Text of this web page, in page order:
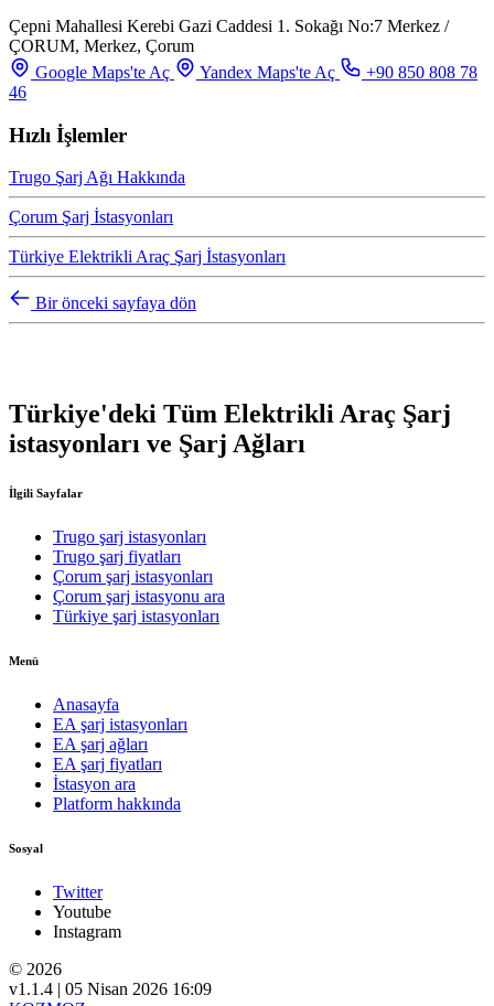
Çepni Mahallesi Kerebi Gazi Caddesi 1. Sokağı No:7 Merkez /
ÇORUM, Merkez, Çorum
Google Maps'te Aç
Yandex Maps'te Aç
+90 850 808 78
46
Hızlı İşlemler
Trugo Şarj Ağı Hakkında
Çorum Şarj İstasyonları
Türkiye Elektrikli Araç Şarj İstasyonları
Bir önceki sayfaya dön
Türkiye'deki Tüm Elektrikli Araç Şarj
istasyonları ve Şarj Ağları
İlgili Sayfalar
Trugo şarj istasyonları
Trugo şarj fiyatları
Çorum şarj istasyonları
Çorum şarj istasyonu ara
Türkiye şarj istasyonları
Menü
Anasayfa
EA şarj istasyonları
EA şarj ağları
EA şarj fiyatları
İstasyon ara
Platform hakkında
Sosyal
Twitter
Youtube
Instagram
© 2026
v1.1.4 | 05 Nisan 2026 16:09